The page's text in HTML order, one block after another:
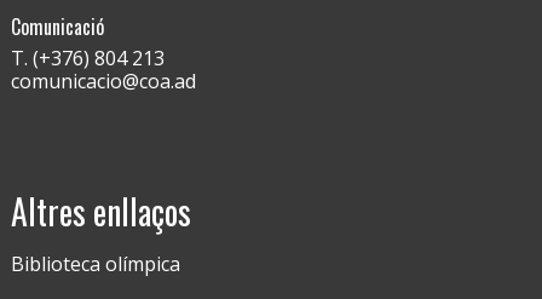
Comunicació
T. (+376) 804 213
comunicacio@coa.ad
Altres enllaços
Biblioteca olímpica